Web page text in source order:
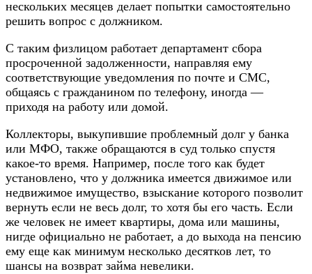
нескольких месяцев делает попытки самостоятельно
решить вопрос с должником.
С таким физлицом работает департамент сбора
просроченной задолженности, направляя ему
соответствующие уведомления по почте и СМС,
общаясь с гражданином по телефону, иногда —
приходя на работу или домой.
Коллекторы, выкупившие проблемный долг у банка
или МФО, также обращаются в суд только спустя
какое-то время. Например, после того как будет
установлено, что у должника имеется движимое или
недвижимое имущество, взыскание которого позволит
вернуть если не весь долг, то хотя бы его часть. Если
же человек не имеет квартиры, дома или машины,
нигде официально не работает, а до выхода на пенсию
ему еще как минимум несколько десятков лет, то
шансы на возврат займа невелики.